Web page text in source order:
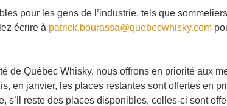
pour les gens de l’industrie, tels que
écrire à patrick.bourassa@quebecwhisky.com
de Québec Whisky, nous offrons en priorité aux
en janvier, les places restantes sont offertes en
s’il reste des places disponibles, celles-ci sont